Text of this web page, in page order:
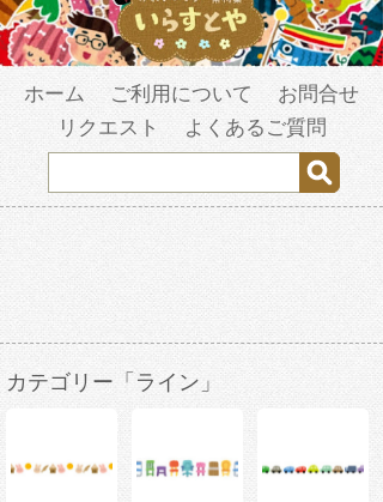
ホーム ご利用について
お問合せ
リクエスト
よくあるご質問
カテゴリー「ライン」